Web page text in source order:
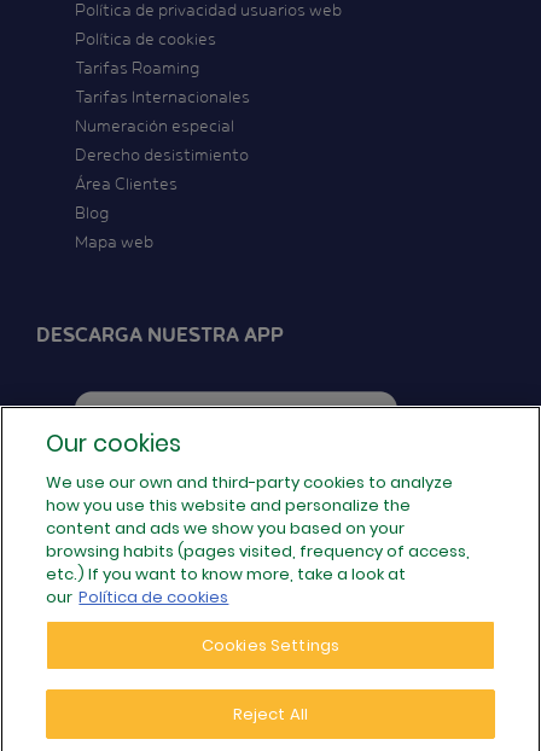
Política de privacidad usuarios web
Política de cookies
Tarifas Roaming
Tarifas Internacionales
Numeración especial
Derecho desistimiento
Área Clientes
Blog
Mapa web
DESCARGA NUESTRA APP
SÍGUENOS EN REDES
Our cookies
We use our own and third-party cookies to analyze
how you use this website and personalize the
content and ads we show you based on your
browsing habits (pages visited, frequency of access,
etc.) If you want to know more, take a look at
our Política de cookies
Cookies Settings
Reject All